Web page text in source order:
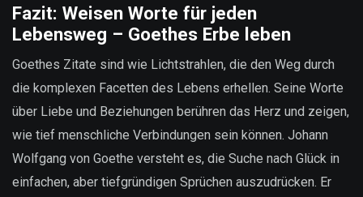
Fazit: Weisen Worte für jeden
Lebensweg – Goethes Erbe leben
Goethes Zitate sind wie Lichtstrahlen, die den Weg durch
die komplexen Facetten des Lebens erhellen. Seine Worte
über Liebe und Beziehungen berühren das Herz und zeigen,
wie tief menschliche Verbindungen sein können. Johann
Wolfgang von Goethe versteht es, die Suche nach Glück in
einfachen, aber tiefgründigen Sprüchen auszudrücken. Er